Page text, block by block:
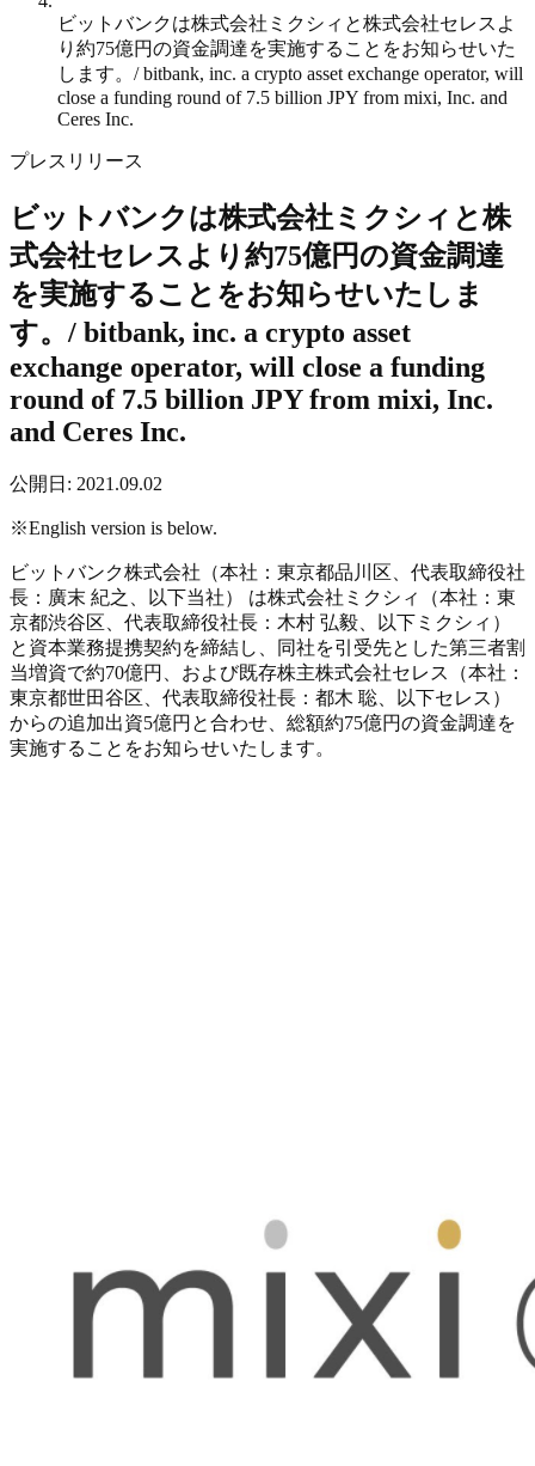
ビットバンクは株式会社ミクシィと株式会社セレスよ
り約75億円の資金調達を実施することをお知らせいた
します。/ bitbank, inc. a crypto asset exchange operator, will
close a funding round of 7.5 billion JPY from mixi, Inc. and
Ceres Inc.
プレスリリース
ビットバンクは株式会社ミクシィと株
式会社セレスより約75億円の資金調達
を実施することをお知らせいたしま
す。/ bitbank, inc. a crypto asset
exchange operator, will close a funding
round of 7.5 billion JPY from mixi, Inc.
and Ceres Inc.
公開日 : 2021.09.02
※English version is below.
ビットバンク株式会社（本社：東京都品川区、代表取締役社
長：廣末 紀之、以下当社） は株式会社ミクシィ（本社：東
京都渋谷区、代表取締役社長：木村 弘毅、以下ミクシィ）
と資本業務提携契約を締結し、同社を引受先とした第三者割
当増資で約70億円、および既存株主株式会社セレス（本社：
東京都世田谷区、代表取締役社長：都木 聡、以下セレス）
からの追加出資5億円と合わせ、総額約75億円の資金調達を
実施することをお知らせいたします。